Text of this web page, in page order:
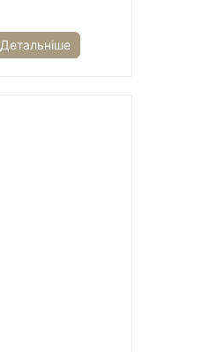
Детальніше